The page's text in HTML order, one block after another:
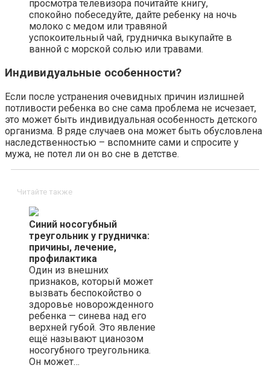
просмотра телевизора почитайте книгу,
спокойно побеседуйте, дайте ребенку на ночь
молоко с медом или травяной
успокоительный чай, грудничка выкупайте в
ванной с морской солью или травами.
Индивидуальные особенности?
Если после устранения очевидных причин излишней
потливости ребенка во сне сама проблема не исчезает,
это может быть индивидуальная особенность детского
организма. В ряде случаев она может быть обусловлена
наследственностью – вспомните сами и спросите у
мужа, не потел ли он во сне в детстве.
Читайте также
Синий носогубный
треугольник у грудничка:
причины, лечение,
профилактика
Один из внешних
признаков, который может
вызвать беспокойство о
здоровье новорожденного
ребенка — синева над его
верхней губой. Это явление
ещё называют цианозом
носогубного треугольника.
Он может…